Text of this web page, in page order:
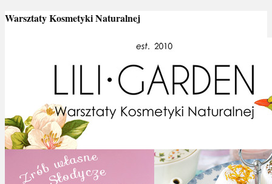
Warsztaty Kosmetyki Naturalnej